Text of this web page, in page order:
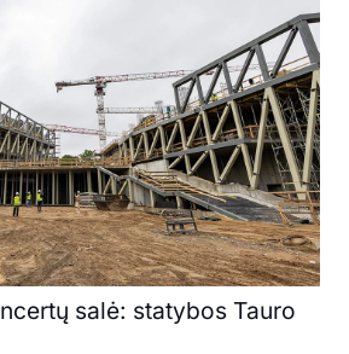
salė: statybos Tauro